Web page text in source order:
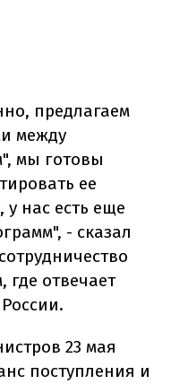
предлагаем
между
мы готовы
ее
у нас есть еще
- сказал
где отвечает
23 мая
поступления и